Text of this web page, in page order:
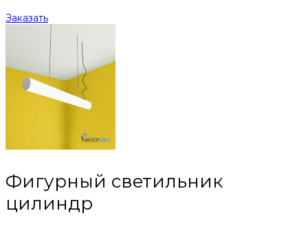
Заказать
Фигурный светильник
цилиндр